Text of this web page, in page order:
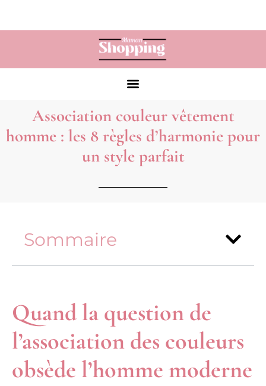
Association couleur vêtement
homme : les 8 règles d’harmonie pour
un style parfait
Sommaire
Quand la question de
l’association des couleurs
obsède l’homme moderne